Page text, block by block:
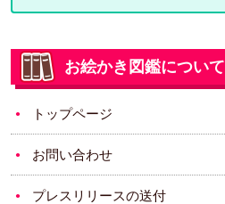
お絵かき図鑑について
トップページ
お問い合わせ
プレスリリースの送付